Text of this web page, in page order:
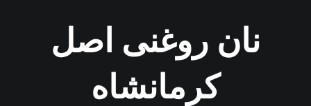
نان روغنی اصل
کرمانشاه